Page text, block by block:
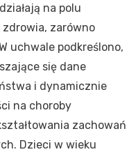
na polu
zarówno
uchwale podkreślono,
się dane
i dynamicznie
na choroby
zachowań
Dzieci w wieku